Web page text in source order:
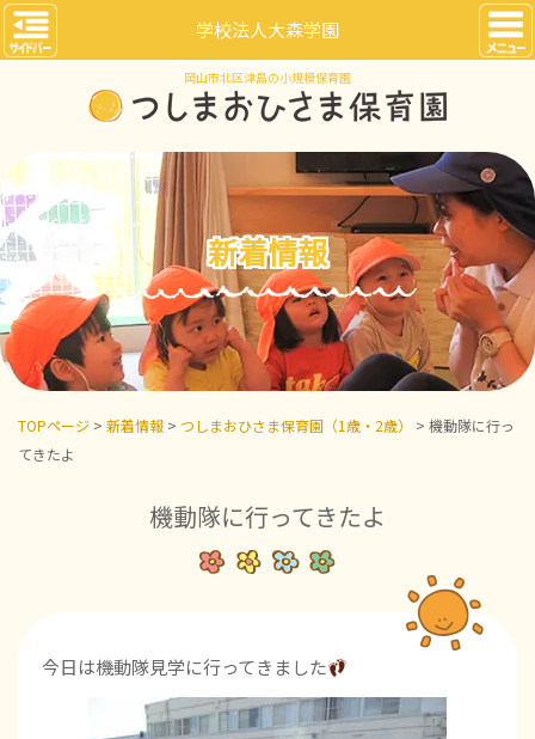
岡山市北区津島の小規模保育園
新着情報
学校法人大森学園
TOPページ > 新着情報 > つしまおひさま保育園（1歳・2歳）
> 機動隊に行っ
てきたよ
機動隊に行ってきたよ
今日は機動隊見学に行ってきました